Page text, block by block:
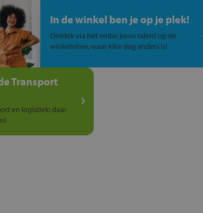
In de winkel ben je op je plek!
Ontdek via het vmbo jouw talent op de
winkelvloer, waar elke dag anders is!
Transport
en logistiek: daar